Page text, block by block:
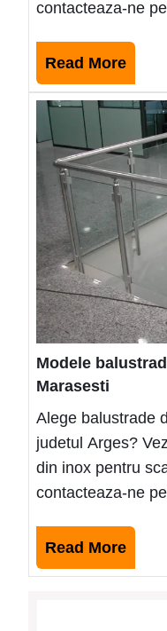
contacteaza-ne
Read MoreRead
More
Modele
Marasesti
Alege balustrade
judetul Arges?
din inox pentru
contacteaza-ne
Read MoreRead
More